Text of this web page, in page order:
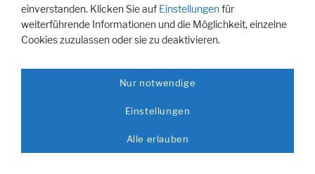
einverstanden. Klicken Sie auf Einstellungenfür
weiterführende Informationen und die Möglichkeit, einzelne
Cookies zuzulassen oder sie zu deaktivieren.
Nur notwendige
Einstellungen
Alle erlauben